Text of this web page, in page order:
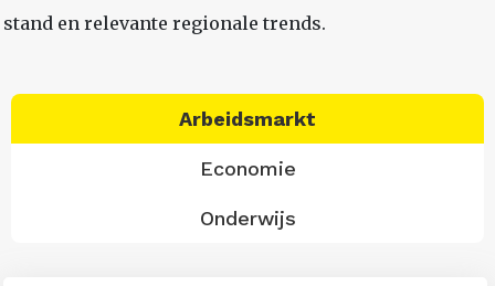
stand en relevante regionale trends.
Arbeidsmarkt
Economie
Onderwijs